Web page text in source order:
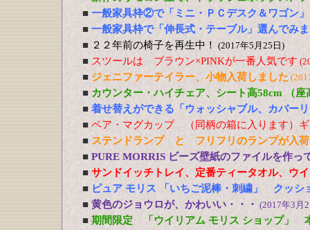
■ 一般家具枠②で「ミニ・ＰＣデスク＆ワゴン
■ 一般家具枠で「伸長式・テーブル」選んでみ
■ ２２年前の椅子を再生中！ (2017年5月25日)
■ スツールは ブラウン×PINKが一番人気です
■ ジェニファーテイラー、小物入荷しました
■ カウンター・ハイチェア、シート高58cm （座
■ 着せ替えができる「ウォッシャブル、カバー
■ ペア・マグカップ （同柄の箱に入ります）
■ ステンドランプ と フリフリのランプが入荷
■ PURE MORRIS ビーズ壁紙のファイルを作っ
■ サンドイッチトレイ、定番ティータオル、ウ
■ ピュア モリス 「いちご泥棒・刺繍」 クッシ
■ 黄色のジョウロが、かわいい・・・ (2017年3月
■ 期間限定 「ウイリアム モリス ショップ」